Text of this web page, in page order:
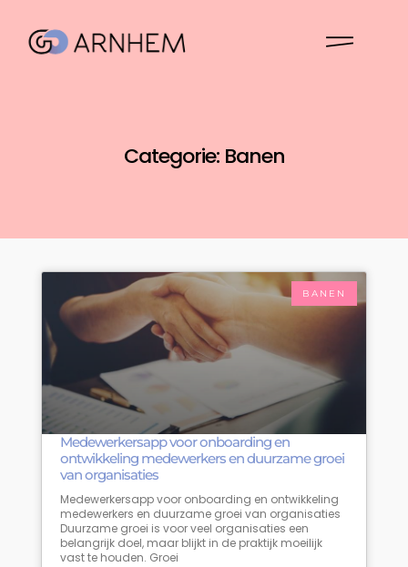
Categorie: Banen
BANEN
Medewerkersapp voor onboarding en
ontwikkeling medewerkers en duurzame groei
van organisaties
Medewerkersapp voor onboarding en ontwikkeling
medewerkers en duurzame groei van organisaties
Duurzame groei is voor veel organisaties een
belangrijk doel, maar blijkt in de praktijk moeilijk
vast te houden. Groei